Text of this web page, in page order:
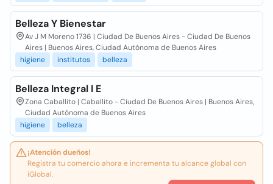
Belleza Y Bienestar
Av J M Moreno 1736 | Ciudad De Buenos Aires - Ciudad De Buenos
Aires | Buenos Aires, Ciudad Autónoma de Buenos Aires
higiene
institutos belleza
Belleza Integral I E
Zona Caballito | Caballito - Ciudad De Buenos Aires | Buenos Aires,
Ciudad Autónoma de Buenos Aires
higiene
belleza
¡Atención dueños!
Registra tu comercio ahora e incrementa tu alcance global con
iGlobal.